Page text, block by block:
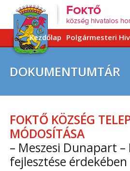
Kezdőlap Polgármesteri
DOKUMENTUMTÁR
FOKTŐ KÖZSÉG
MÓDOSÍTÁSA
– Meszesi Dunapart
fejlesztése érdekében